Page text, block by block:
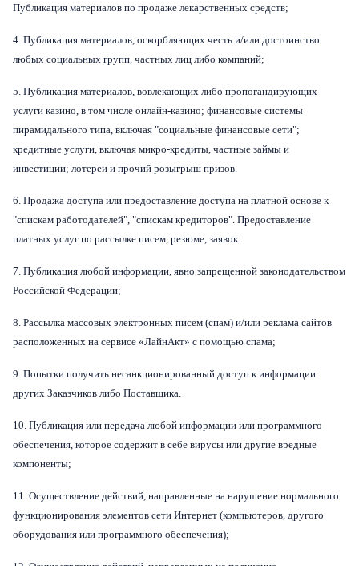
Публикация материалов по продаже лекарственных средств;
4. Публикация материалов, оскорбляющих честь и/или достоинство
любых социальных групп, частных лиц либо компаний;
5. Публикация материалов, вовлекающих либо пропогандирующих
услуги казино, в том числе онлайн-казино; финансовые системы
пирамидального типа, включая "социальные финансовые сети";
кредитные услуги, включая микро-кредиты, частные займы и
инвестиции; лотереи и прочий розыгрыш призов.
6. Продажа доступа или предоставление доступа на платной основе к
"спискам работодателей", "спискам кредиторов". Предоставление
платных услуг по рассылке писем, резюме, заявок.
7. Публикация любой информации, явно запрещенной законодательством
Российской Федерации;
8. Рассылка массовых электронных писем (спам) и/или реклама сайтов
расположенных на сервисе «ЛайнАкт» с помощью спама;
9. Попытки получить несанкционированный доступ к информации
других Заказчиков либо Поставщика.
10. Публикация или передача любой информации или программного
обеспечения, которое содержит в себе вирусы или другие вредные
компоненты;
11. Осуществление действий, направленные на нарушение нормального
функционирования элементов сети Интернет (компьютеров, другого
оборудования или программного обеспечения);